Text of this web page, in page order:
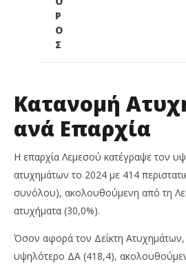
Ρ
Ο
Σ
Κατανομή
ανά Επαρχία
Η επαρχία Λεμεσού κατέγραψε τον
ατυχημάτων το 2024 με 414
συνόλου), ακολουθούμενη από τη
ατυχήματα (30,0%).
Όσον αφορά τον Δείκτη
υψηλότερο ΔΑ (418,4),